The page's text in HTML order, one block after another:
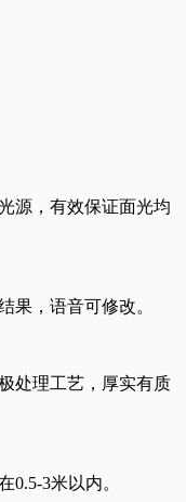
源，有效保证面光均
果，语音可修改。
处理工艺，厚实有质
0.5-3米以内。